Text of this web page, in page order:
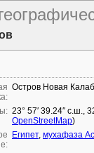
Остров Новая
23° 57′ 39.24″ с.ш.,
OpenStreetMap)
Египет, мухафаза